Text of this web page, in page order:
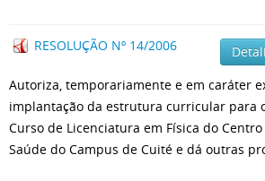
RESOLUÇÃO Nº 14/2006
Autoriza, temporariamente e em caráter
implantação da estrutura curricular para
Curso de Licenciatura em Física do
Saúde do Campus de Cuité e dá outras